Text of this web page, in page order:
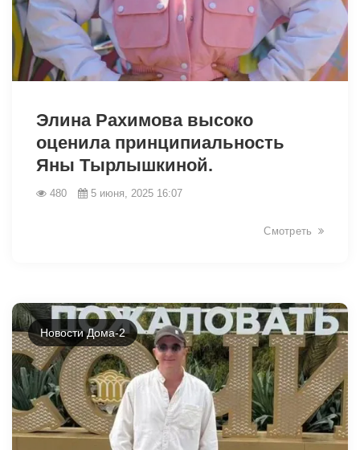
Элина Рахимова высоко
оценила принципиальность
Яны Тырлышкиной.
480 5 июня, 2025 16:07
Смотреть
Новости Дома-2